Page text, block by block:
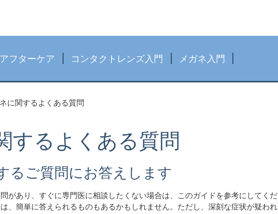
フターケア コンタクトレンズ入門
メガネ入門
に関するよくある質問
するよくある質問
るご質問にお答えします
があり、すぐに専門医に相談したくない場合は、このガイドを参考にしてくだ
、簡単に答えられるものもあるかもしれません。ただし、深刻な症状が疑われ